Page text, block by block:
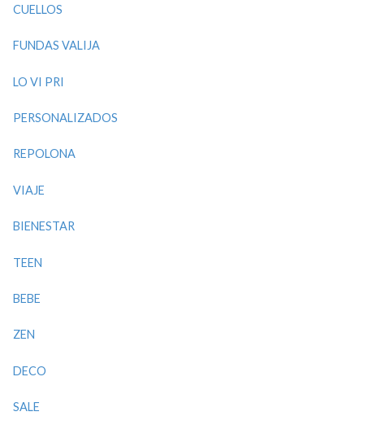
CUELLOS
FUNDAS VALIJA
LO VI PRI
PERSONALIZADOS
REPOLONA
VIAJE
BIENESTAR
TEEN
BEBE
ZEN
DECO
SALE